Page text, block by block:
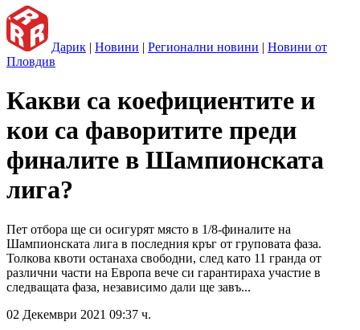
Дарик | Новини | Регионални новини | Новини от
Пловдив
Какви са коефициентите и
кои са фаворитите преди
финалите в Шампионската
лига?
Пет отбора ще си осигурят място в 1/8-финалите на
Шампионската лига в последния кръг от груповата фаза.
Толкова квоти останаха свободни, след като 11 гранда от
различни части на Европа вече си гарантираха участие в
следващата фаза, независимо дали ще завъ...
02 Декември 2021 09:37 ч.